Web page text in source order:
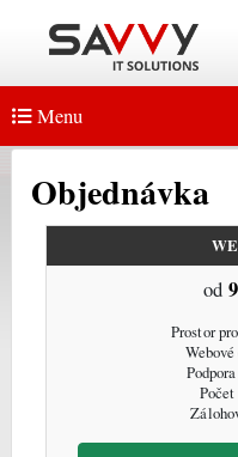
Menu
Objednávka
od
Prostor